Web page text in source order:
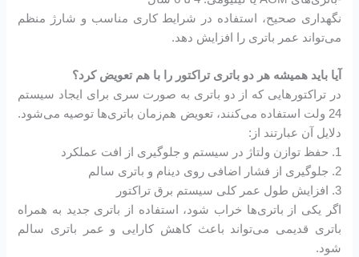
نگهداری صحیح، استفاده در شرایط کاری مناسب و شارژ منظم
می‌تواند عمر باتری را افزایش دهد.
آیا باید همیشه هر دو باتری تراکتور را با هم تعویض کرد؟
در تراکتورهایی که از دو باتری به صورت سری برای ایجاد سیستم
24 ولت استفاده می‌کنند، تعویض هم‌زمان باتری‌ها توصیه می‌شود.
دلایل آن عبارتند از:
1. حفظ توازن ولتاژ در سیستم و جلوگیری از افت عملکرد
2. جلوگیری از فشار اضافی روی دینام و باتری سالم
3. افزایش طول عمر کلی سیستم برق تراکتور
اگر یکی از باتری‌ها خراب شود، استفاده از باتری جدید به همراه
باتری قدیمی می‌تواند باعث کاهش کارایی و عمر باتری سالم
شود.